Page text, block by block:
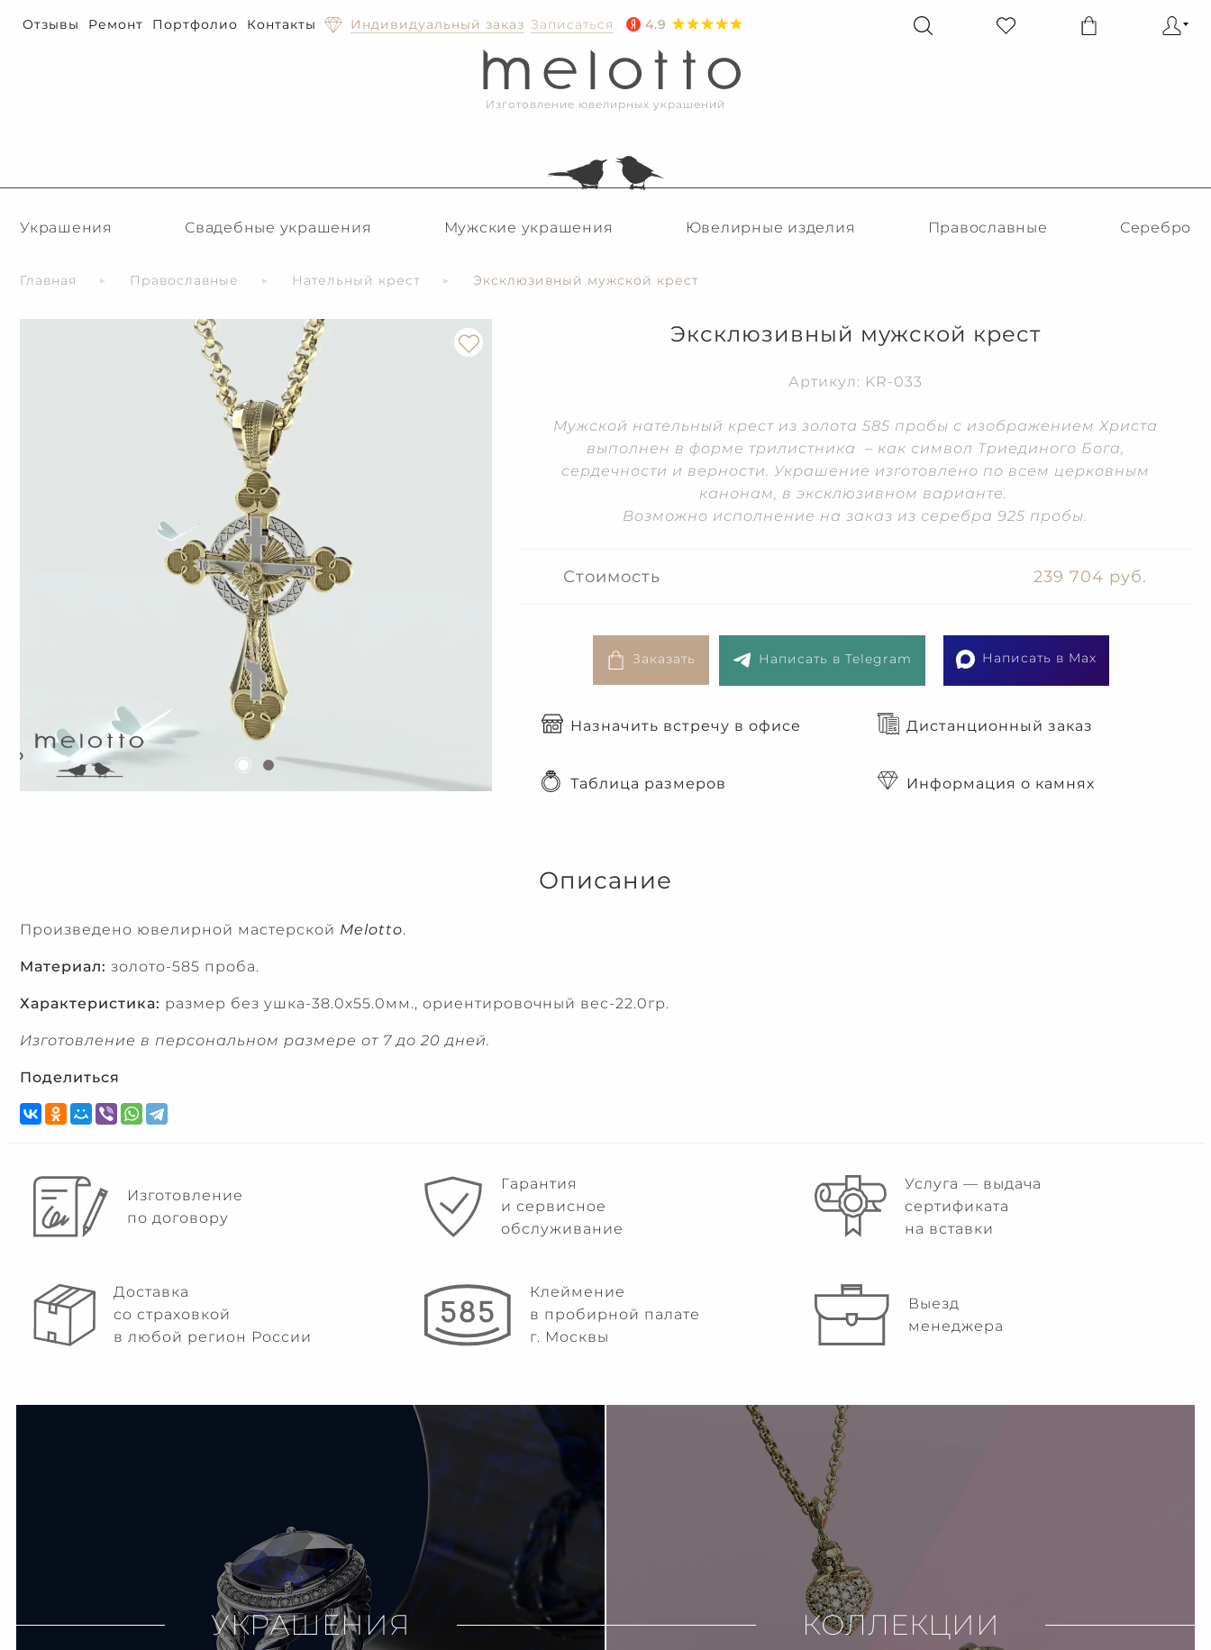
Отзывы Ремонт Портфолио Контакты Индивидуальный заказ Записаться 4.9
Изготовление ювелирных украшений
Украшения Свадебные украшения Мужские украшения Ювелирные изделия Православные Серебро
Главная Православные Нательный крест Эксклюзивный мужской крест
Эксклюзивный мужской крест
Артикул: KR-033
Мужской нательный крест из золота 585 пробы с изображением Христа
выполнен в форме трилистника – как символ Триединого Бога,
сердечности и верности. Украшение изготовлено по всем церковным
канонам, в эксклюзивном варианте.
Возможно исполнение на заказ из серебра 925 пробы.
Стоимость 239 704 руб.
Заказать Написать в Telegram Написать в Max
Назначить встречу в офисе Дистанционный заказ
Таблица размеров Информация о камнях
Описание
Произведено ювелирной мастерской Melotto.
Материал: золото-585 проба.
Характеристика: размер без ушка-38.0х55.0мм., ориентировочный вес-22.0гр.
Изготовление в персональном размере от 7 до 20 дней.
Поделиться
Изготовление
по договору
Гарантия
и сервисное
обслуживание
Услуга — выдача
сертификата
на вставки
Доставка
со страховкой
в любой регион России
Клеймение
в пробирной палате
г. Москвы
Выезд
менеджера
УКРАШЕНИЯ КОЛЛЕКЦИИ